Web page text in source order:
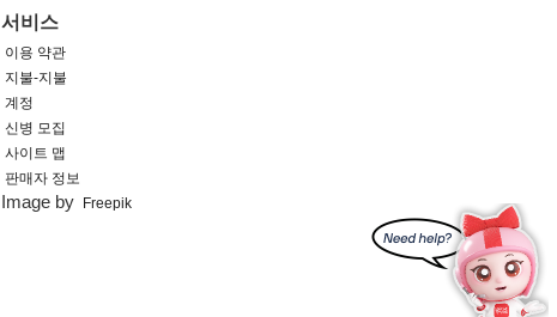
서비스
이용 약관
지불-지불
계정
신병 모집
사이트 맵
판매자 정보
Image by Freepik